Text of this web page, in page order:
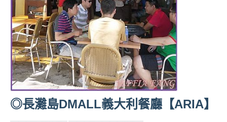
News
金
探
號
節
目
班
底、
外
◎長灘島DMALL義大利餐廳【ARIA】